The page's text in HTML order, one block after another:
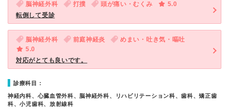
脳神経外科 打撲 頭が痛い・むくみ
5.0
転倒して受診
脳神経外科 前庭神経炎
めまい・吐き気・嘔吐
5.0
対応がとても良いです。
診療科目：
神経内科、心臓血管外科、脳神経外科、リハビリテーション科、歯科、矯正歯
科、小児歯科、放射線科